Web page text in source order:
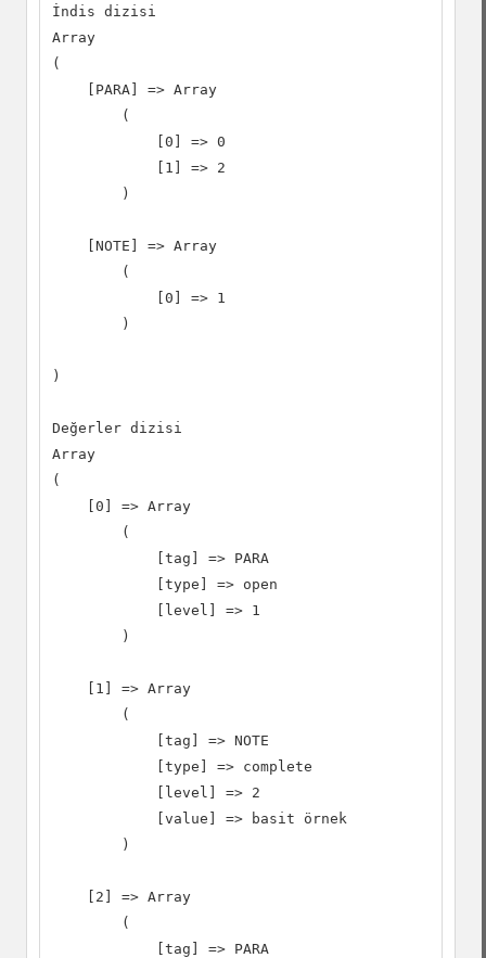
İndis dizisi
Array
(
    [PARA] => Array
        (
            [0] => 0
            [1] => 2
        )
    [NOTE] => Array
        (
            [0] => 1
        )
)
Değerler dizisi
Array
(
    [0] => Array
        (
            [tag] => PARA
            [type] => open
            [level] => 1
        )
    [1] => Array
        (
            [tag] => NOTE
            [type] => complete
            [level] => 2
            [value] => basit örnek
        )
    [2] => Array
        (
            [tag] => PARA